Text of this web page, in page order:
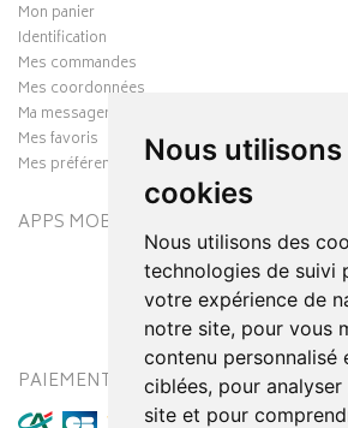
Nous utilisons
cookies
Nous utilisons des
technologies de suivi
votre expérience de
notre site, pour vous
contenu personnalisé
ciblées, pour
site et pour
Mon panier
Identification
Mes commandes
Mes coordonnées
Ma messagerie
Mes favoris
Mes préférences Cookies
APPS MOBILES
PAIEMENT SÉCURISÉ